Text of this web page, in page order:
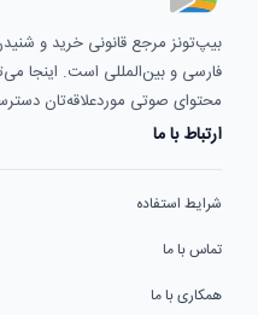
بیپ‌تونز مرجع قانونی خرید و
فارسی و بین‌المللی است. اینجا
محتوای صوتی موردعلاقه‌تان
ارتباط با ما
شرایط استفاده
تماس با ما
همکاری با ما